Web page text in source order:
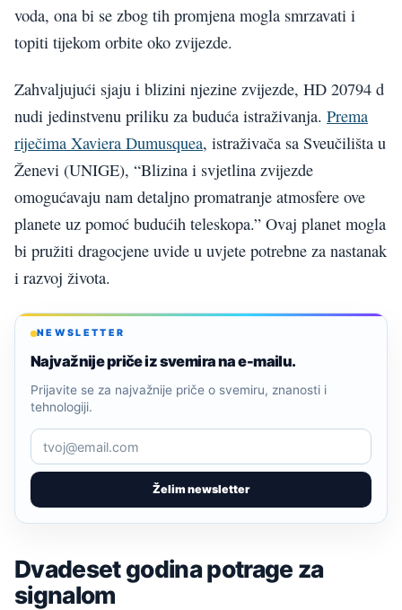
voda, ona bi se zbog tih promjena mogla smrzavati i
topiti tijekom orbite oko zvijezde.
Zahvaljujući sjaju i blizini njezine zvijezde, HD 20794 d
nudi jedinstvenu priliku za buduća istraživanja. Prema
riječima Xaviera Dumusquea, istraživača sa Sveučilišta u
Ženevi (UNIGE), “Blizina i svjetlina zvijezde
omogućavaju nam detaljno promatranje atmosfere ove
planete uz pomoć budućih teleskopa.” Ovaj planet mogla
bi pružiti dragocjene uvide u uvjete potrebne za nastanak
i razvoj života.
NEWSLETTER
Najvažnije priče iz svemira na e-mailu.
Želim newsletter
Prijavite se za najvažnije priče o svemiru, znanosti i
tehnologiji.
Dvadeset godina potrage za
signalom